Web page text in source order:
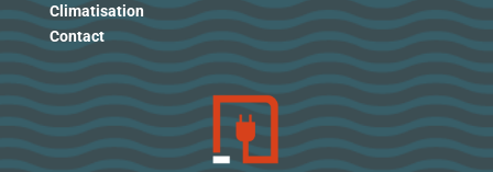
Climatisation
Contact